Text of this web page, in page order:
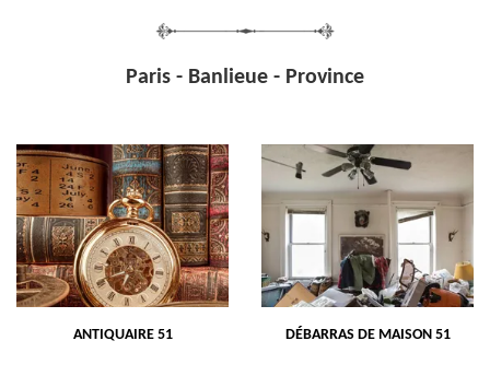
Paris - Banlieue - Province
ANTIQUAIRE 51 DÉBARRAS DE MAISON 51